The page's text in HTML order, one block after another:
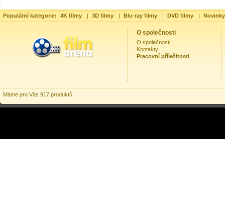
Populární kategorie: 4K filmy | 3D filmy | Blu-ray filmy | DVD filmy |
O společnosti
O společnosti
Kontakty
Pracovní příležitosti
Máme pro Vás 917 produktů.